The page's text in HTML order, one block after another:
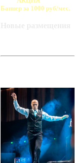
Баннер за 1000 руб/мес.